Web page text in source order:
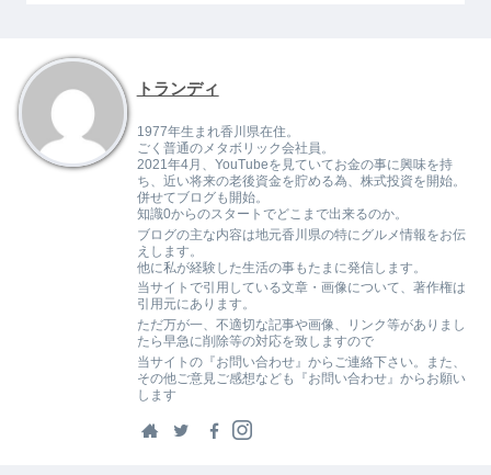
トランディ
1977年生まれ香川県在住。
ごく普通のメタボリック会社員。
2021年4月、YouTubeを見ていてお金の事に興味を持
ち、近い将来の老後資金を貯める為、株式投資を開始。
併せてブログも開始。
知識0からのスタートでどこまで出来るのか。
ブログの主な内容は地元香川県の特にグルメ情報をお伝
えします。
他に私が経験した生活の事もたまに発信します。
当サイトで引用している文章・画像について、著作権は
引用元にあります。
ただ万が一、不適切な記事や画像、リンク等がありまし
たら早急に削除等の対応を致しますので
当サイトの『お問い合わせ』からご連絡下さい。また、
その他ご意見ご感想なども『お問い合わせ』からお願い
します